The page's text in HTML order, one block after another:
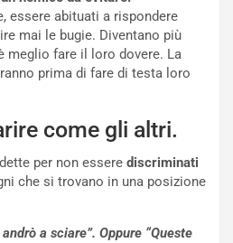
essere abituati a rispondere
mai le bugie. Diventano più
meglio fare il loro dovere. La
prima di fare di testa loro
come gli altri.
per non essere discriminati
che si trovano in una posizione
a sciare”. Oppure “Queste